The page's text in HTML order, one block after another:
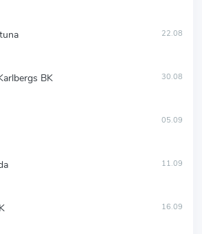
22.08
BK 30.08
05.09
11.09
16.09